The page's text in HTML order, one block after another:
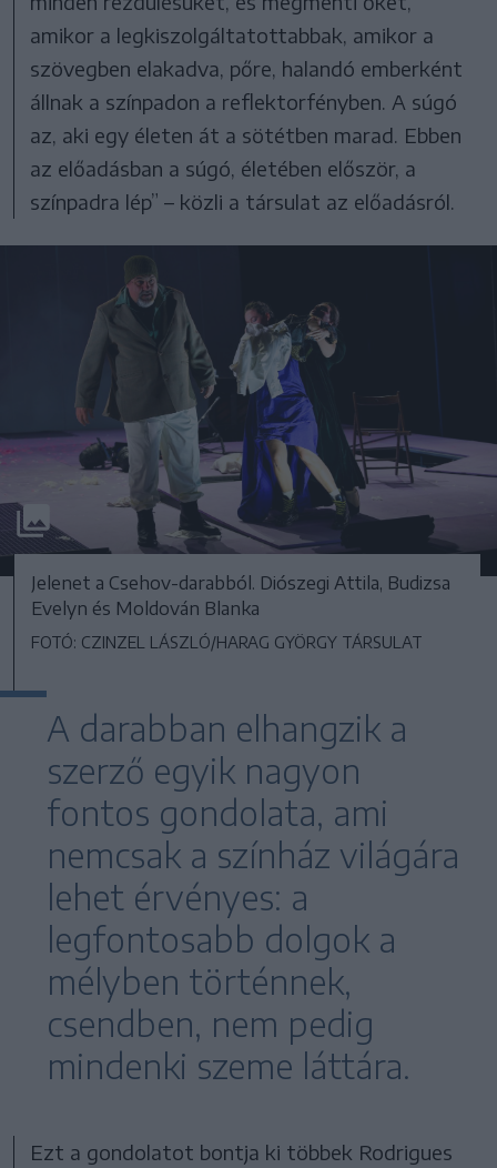
amikor a legkiszolgáltatottabbak, amikor a
szövegben elakadva, pőre, halandó emberként
állnak a színpadon a reflektorfényben. A súgó
az, aki egy életen át a sötétben marad. Ebben
az előadásban a súgó, életében először, a
színpadra lép” – közli a társulat az előadásról.
Jelenet a Csehov-darabból. Diószegi Attila, Budizsa
Evelyn és Moldován Blanka
FOTÓ: CZINZEL LÁSZLÓ/HARAG GYÖRGY TÁRSULAT
A darabban elhangzik a
szerző egyik nagyon
fontos gondolata, ami
nemcsak a színház világára
lehet érvényes: a
legfontosabb dolgok a
mélyben történnek,
csendben, nem pedig
mindenki szeme láttára.
Ezt a gondolatot bontja ki többek Rodrigues